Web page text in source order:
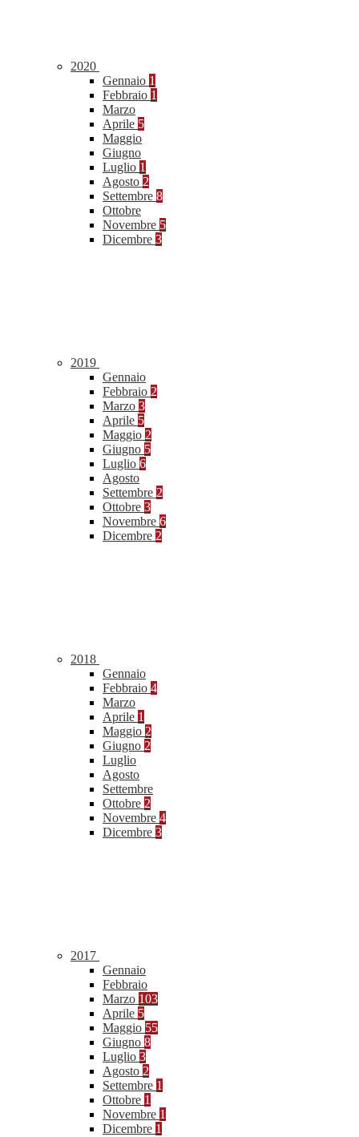
2020
Gennaio 1
Febbraio 1
Marzo
Aprile 5
Maggio
Giugno
Luglio 1
Agosto 2
Settembre 8
Ottobre
Novembre 5
Dicembre 3
2019
Gennaio
Febbraio 2
Marzo 3
Aprile 5
Maggio 2
Giugno 5
Luglio 6
Agosto
Settembre 2
Ottobre 3
Novembre 6
Dicembre 2
2018
Gennaio
Febbraio 4
Marzo
Aprile 1
Maggio 2
Giugno 2
Luglio
Agosto
Settembre
Ottobre 2
Novembre 4
Dicembre 3
2017
Gennaio
Febbraio
Marzo 103
Aprile 5
Maggio 55
Giugno 8
Luglio 3
Agosto 2
Settembre 1
Ottobre 1
Novembre 1
Dicembre 1